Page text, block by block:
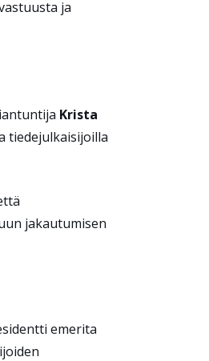
ja
Krista
tiedejulkaisijoilla
jakautumisen
emerita